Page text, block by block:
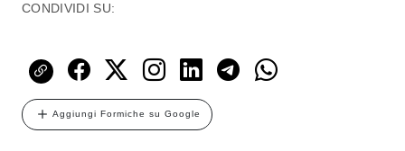
CONDIVIDI SU:
Aggiungi Formiche su Google